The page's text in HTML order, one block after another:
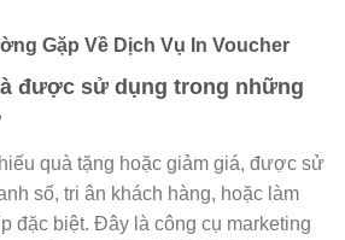
Gặp Về Dịch Vụ In Voucher
được sử dụng trong những
quà tặng hoặc giảm giá, được sử
số, tri ân khách hàng, hoặc làm
đặc biệt. Đây là công cụ marketing